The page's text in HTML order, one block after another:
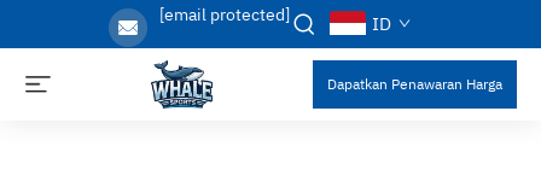
[email protected] ID
Dapatkan Penawaran Harga